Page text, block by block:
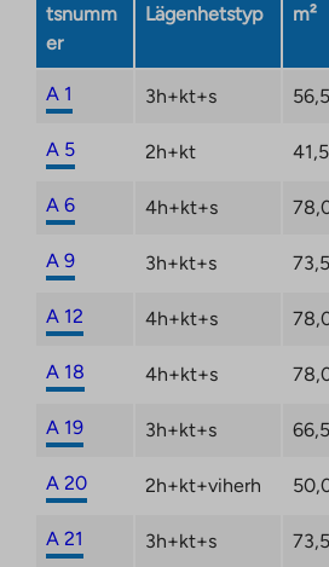
tsnumm
er
Lägenhetstyp m²
A 1 3h+kt+s 56,5
A 5 2h+kt 41,5
A 6 4h+kt+s
A 9 3h+kt+s 73,5
A 12 4h+kt+s
A 18 4h+kt+s
A 19 3h+kt+s 66,5
A 20 2h+kt+viherh
A 21 3h+kt+s 73,5